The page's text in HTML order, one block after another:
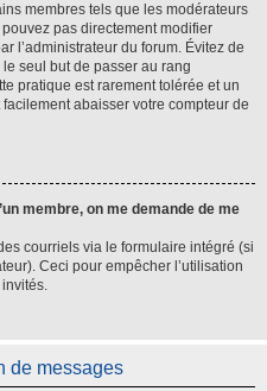
membres tels que les modérateurs
pas directement modifier
l’administrateur du forum. Évitez de
seul but de passer au rang
pratique est rarement tolérée et un
abaisser votre compteur de
membre, on me demande de me
courriels via le formulaire intégré (si
Ceci pour empêcher l’utilisation
de messages